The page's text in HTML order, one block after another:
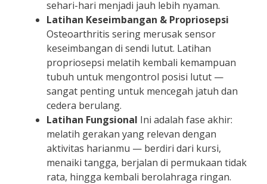
sehari-hari menjadi jauh lebih nyaman.
Latihan Keseimbangan & Propriosepsi
Osteoarthritis sering merusak sensor
keseimbangan di sendi lutut. Latihan
propriosepsi melatih kembali kemampuan
tubuh untuk mengontrol posisi lutut —
sangat penting untuk mencegah jatuh dan
cedera berulang.
Latihan Fungsional Ini adalah fase akhir:
melatih gerakan yang relevan dengan
aktivitas harianmu — berdiri dari kursi,
menaiki tangga, berjalan di permukaan tidak
rata, hingga kembali berolahraga ringan.